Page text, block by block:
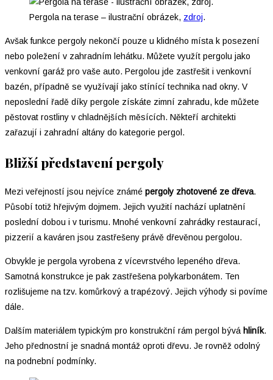
Pergola na terase – ilustrační obrázek, zdroj.
Avšak funkce pergoly nekončí pouze u klidného místa k posezení
nebo poležení v zahradním lehátku. Můžete využít pergolu jako
venkovní garáž pro vaše auto. Pergolou jde zastřešit i venkovní
bazén, případně se využívají jako stínící technika nad okny. V
neposlední řadě díky pergole získáte zimní zahradu, kde můžete
pěstovat rostliny v chladnějších měsících. Někteří architekti
zařazují i zahradní altány do kategorie pergol.
Bližší představení pergoly
Mezi veřejností jsou nejvíce známé pergoly zhotovené ze dřeva.
Působí totiž hřejivým dojmem. Jejich využití nachází uplatnění
poslední dobou i v turismu. Mnohé venkovní zahrádky restaurací,
pizzerií a kaváren jsou zastřešeny právě dřevěnou pergolou.
Obvykle je pergola vyrobena z vícevrstvého lepeného dřeva.
Samotná konstrukce je pak zastřešena polykarbonátem. Ten
rozlišujeme na tzv. komůrkový a trapézový. Jejich výhody si povíme
dále.
Dalším materiálem typickým pro konstrukční rám pergol bývá hliník.
Jeho přednostní je snadná montáž oproti dřevu. Je rovněž odolný
na podnební podmínky.